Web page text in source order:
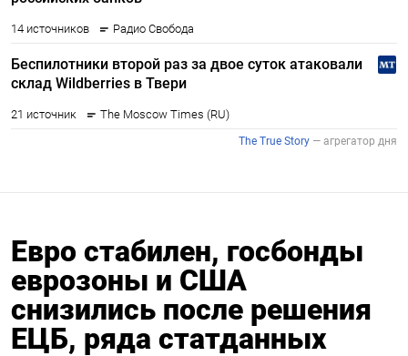
Евро стабилен, госбонды
еврозоны и США
снизились после решения
ЕЦБ, ряда статданных